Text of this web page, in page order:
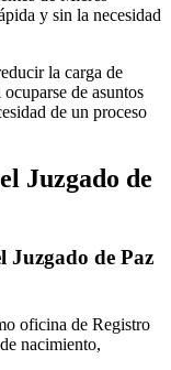
y sin la necesidad
la carga de
de asuntos
de un proceso
Juzgado de
Juzgado de Paz
oficina de Registro
nacimiento,